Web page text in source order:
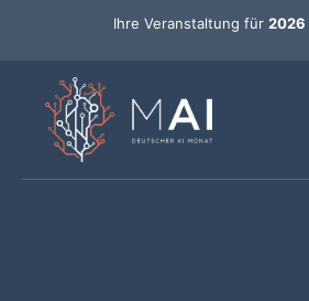
Ihre Veranstaltung für 2026